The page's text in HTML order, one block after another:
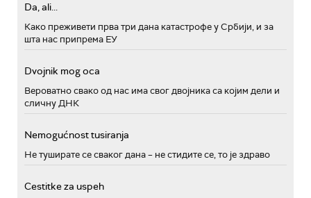
Da, ali...
Како преживети прва три дана катастрофе у Србији, и за
шта нас припрема ЕУ
Dvojnik mog oca
Вероватно свако од нас има свог двојника са којим дели и
сличну ДНК
Nemogućnost tusiranja
Не туширате се сваког дана – не стидите се, то је здраво
Cestitke za uspeh